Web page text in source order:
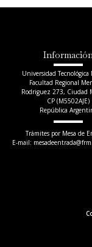
Universidad Tecnológica
Facultad Regional
Rodriguez 273, Ciudad
CP (M5502AJE)
República
Trámites por Mesa de
E-mail: